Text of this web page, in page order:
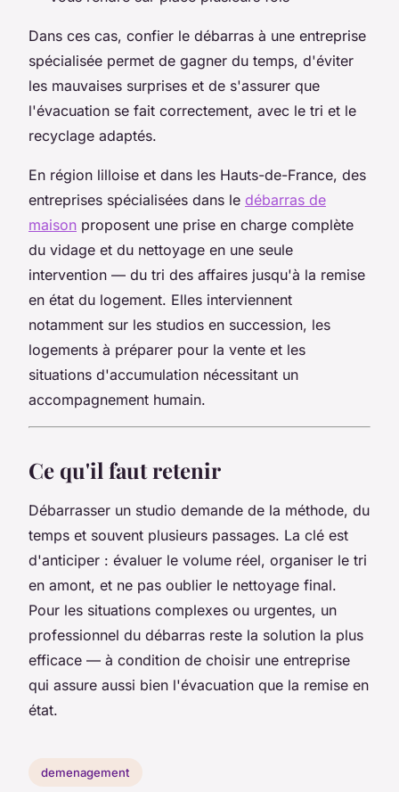
Dans ces cas, confier le débarras à une entreprise
spécialisée permet de gagner du temps, d'éviter
les mauvaises surprises et de s'assurer que
l'évacuation se fait correctement, avec le tri et le
recyclage adaptés.
En région lilloise et dans les Hauts-de-France, des
entreprises spécialisées dans le débarras de
maison proposent une prise en charge complète
du vidage et du nettoyage en une seule
intervention — du tri des affaires jusqu'à la remise
en état du logement. Elles interviennent
notamment sur les studios en succession, les
logements à préparer pour la vente et les
situations d'accumulation nécessitant un
accompagnement humain.
Ce qu'il faut retenir
Débarrasser un studio demande de la méthode, du
temps et souvent plusieurs passages. La clé est
d'anticiper : évaluer le volume réel, organiser le tri
en amont, et ne pas oublier le nettoyage final.
Pour les situations complexes ou urgentes, un
professionnel du débarras reste la solution la plus
efficace — à condition de choisir une entreprise
qui assure aussi bien l'évacuation que la remise en
état.
demenagement